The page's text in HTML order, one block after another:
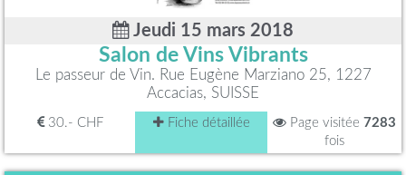
Jeudi 15 mars 2018
Salon de Vins Vibrants
Le passeur de Vin. Rue Eugène Marziano 25, 1227
Accacias, SUISSE
30.- CHF Fiche détaillée Page visitée 7283
fois